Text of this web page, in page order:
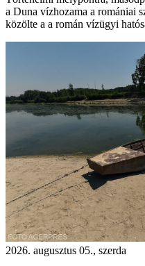
a Duna vízhozama a romániai
közölte a a román vízügyi
2026. augusztus 05., szerda